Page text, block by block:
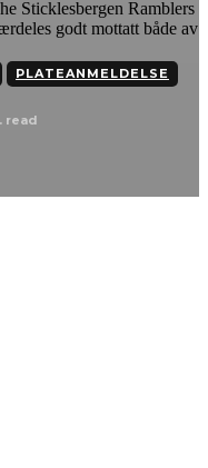
PLATEANMELDELSE
read
Sticklesbergen Ramblers
godt mottatt både av